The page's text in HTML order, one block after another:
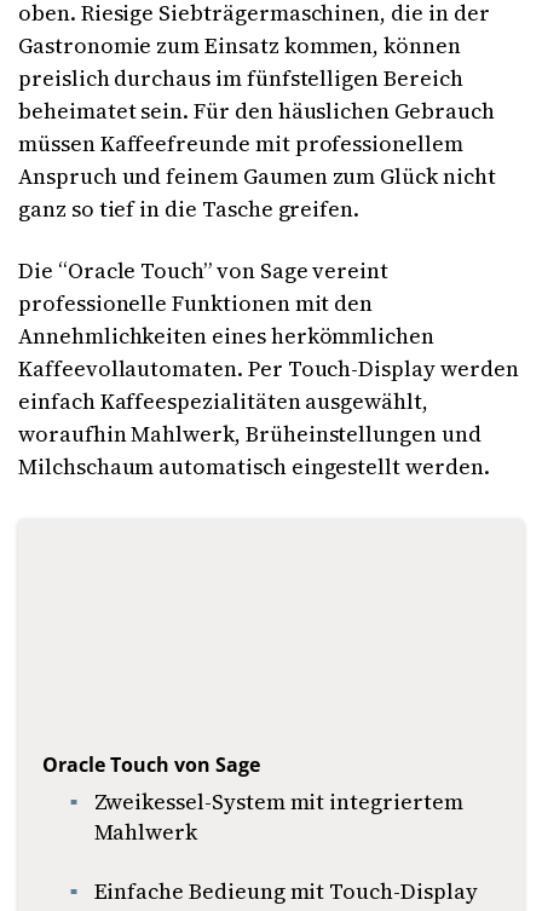
oben. Riesige Siebträgermaschinen, die in der
Gastronomie zum Einsatz kommen, können
preislich durchaus im fünfstelligen Bereich
beheimatet sein. Für den häuslichen Gebrauch
müssen Kaffeefreunde mit professionellem
Anspruch und feinem Gaumen zum Glück nicht
ganz so tief in die Tasche greifen.
Die “Oracle Touch” von Sage vereint
professionelle Funktionen mit den
Annehmlichkeiten eines herkömmlichen
Kaffeevollautomaten. Per Touch-Display werden
einfach Kaffeespezialitäten ausgewählt,
woraufhin Mahlwerk, Brüheinstellungen und
Milchschaum automatisch eingestellt werden.
Oracle Touch von Sage
Zweikessel-System mit integriertem
Mahlwerk
Einfache Bedieung mit Touch-Display